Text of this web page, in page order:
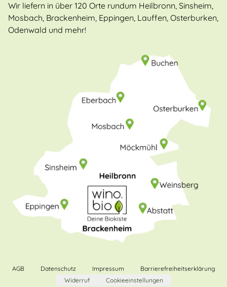
Wir liefern in über 120 Orte rundum Heilbronn, Sinsheim,
Mosbach, Brackenheim, Eppingen, Lauffen, Osterburken,
Odenwald und mehr!
AGB Datenschutz Impressum
Barrierefreiheitserklärung
Widerruf
Cookieeinstellungen